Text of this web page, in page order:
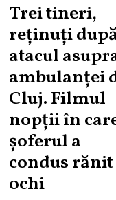
Trei tineri,
reținuți
atacul
ambulanței
Cluj. Filmul
nopții în
șoferul a
condus
ochi